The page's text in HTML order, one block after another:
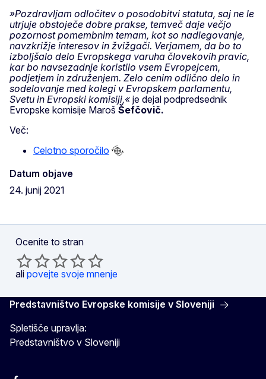
»Pozdravljam odločitev o posodobitvi statuta, saj ne le
utrjuje obstoječe dobre prakse, temveč daje večjo
pozornost pomembnim temam, kot so nadlegovanje,
navzkrižje interesov in žvižgači. Verjamem, da bo to
izboljšalo delo Evropskega varuha človekovih pravic,
kar bo navsezadnje koristilo vsem Evropejcem,
podjetjem in združenjem. Zelo cenim odlično delo in
sodelovanje med kolegi v Evropskem parlamentu,
Svetu in Evropski komisiji,« je dejal podpredsednik
Evropske komisije Maroš Šefčovič.
Več:
Celotno sporočilo
Datum objave
24. junij 2021
Ocenite to stran
ali povejte svoje mnenje
Predstavništvo Evropske komisije v Sloveniji
Spletišče upravlja:
Predstavništvo v Sloveniji